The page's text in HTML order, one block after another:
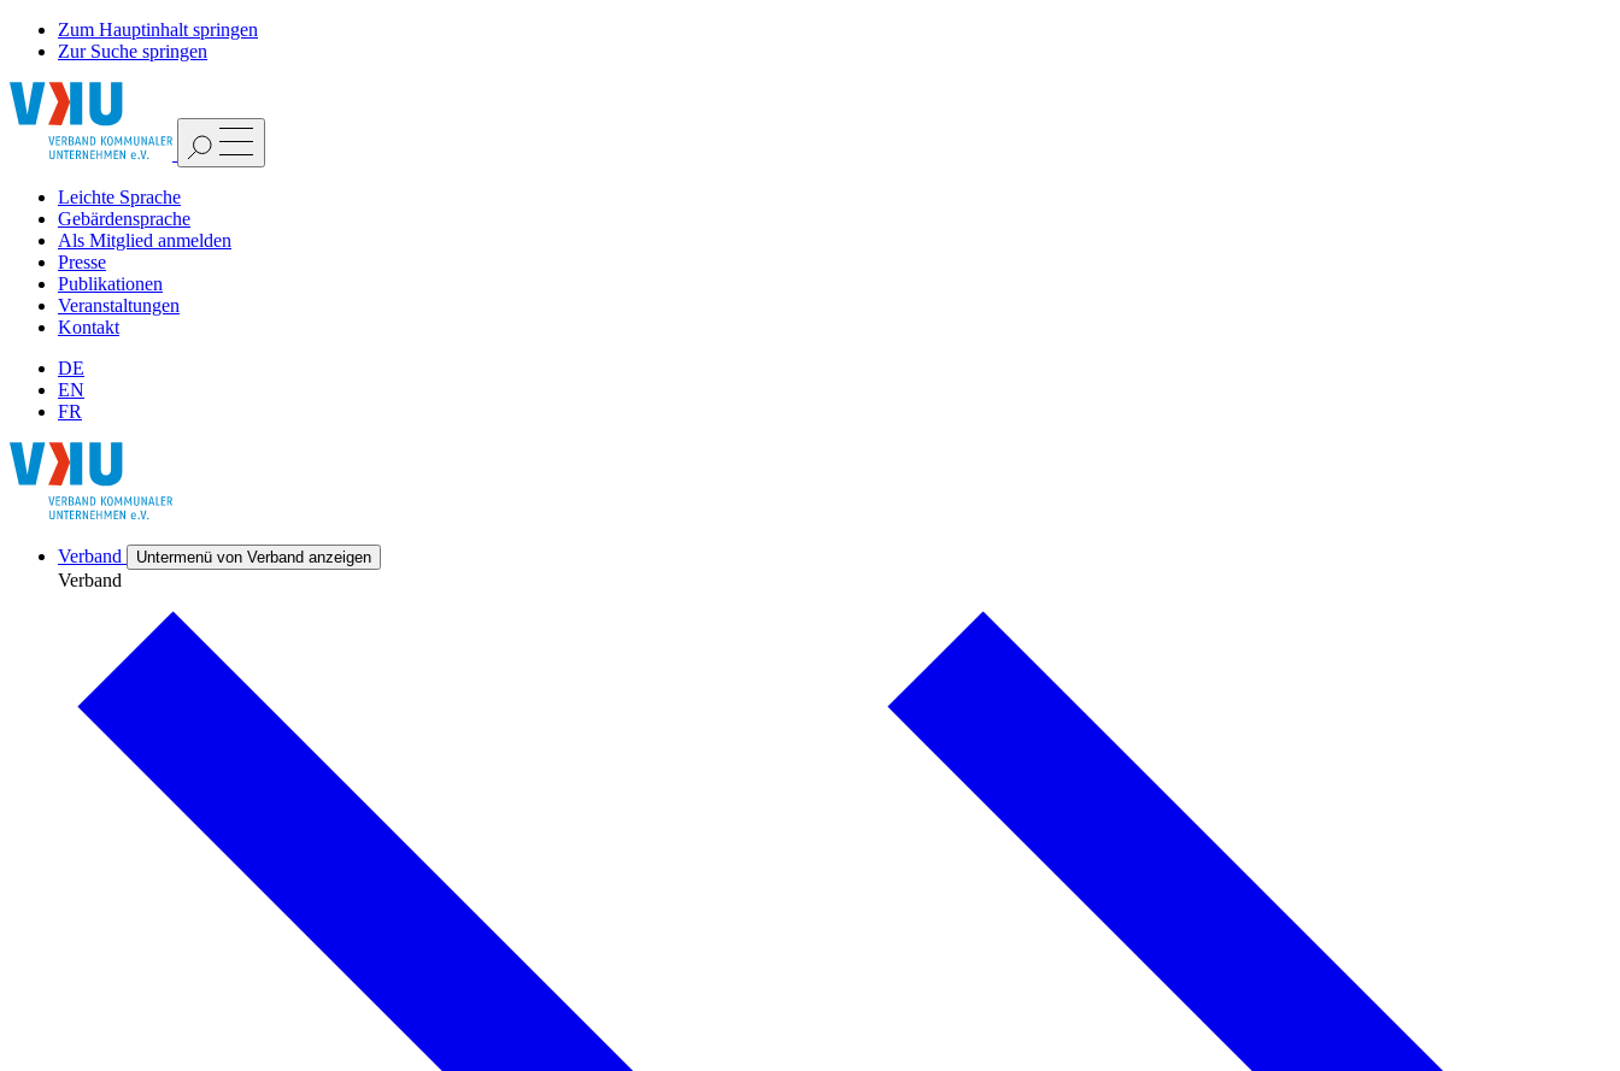
Zum Hauptinhalt springen
Zur Suche springen
Leichte Sprache
Gebärdensprache
Als Mitglied anmelden
Presse
Publikationen
Veranstaltungen
Kontakt
DE
EN
FR
Verband Untermenü von Verband anzeigen
Verband